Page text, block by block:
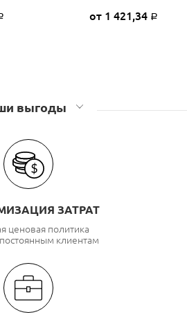
от 1 421,34 Р
выгоды
ЗАТРАТ
ценовая политика
клиентам